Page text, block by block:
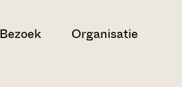
Bezoek Organisatie